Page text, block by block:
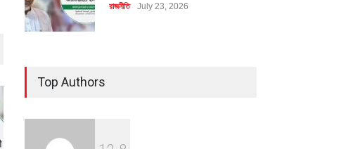
রাজনীতি July 23, 2026
Top Authors